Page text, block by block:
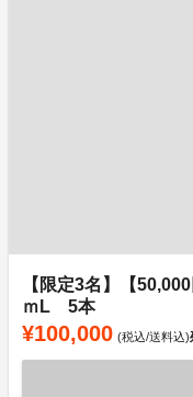
【限定3名】【
ｍL 5本
¥100,000 (税込/送料込)